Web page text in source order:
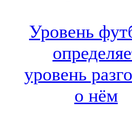
Уровень
уровень
о нём